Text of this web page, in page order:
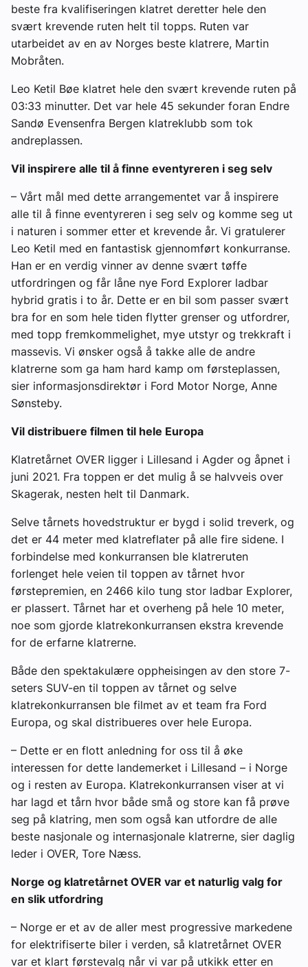
beste fra kvalifiseringen klatret deretter hele den
svært krevende ruten helt til topps. Ruten var
utarbeidet av en av Norges beste klatrere, Martin
Mobråten.
Leo Ketil Bøe klatret hele den svært krevende ruten på
03:33 minutter. Det var hele 45 sekunder foran Endre
Sandø Evensenfra Bergen klatreklubb som tok
andreplassen.
Vil inspirere alle til å finne eventyreren i seg selv
– Vårt mål med dette arrangementet var å inspirere
alle til å finne eventyreren i seg selv og komme seg ut
i naturen i sommer etter et krevende år. Vi gratulerer
Leo Ketil med en fantastisk gjennomført konkurranse.
Han er en verdig vinner av denne svært tøffe
utfordringen og får låne nye Ford Explorer ladbar
hybrid gratis i to år. Dette er en bil som passer svært
bra for en som hele tiden flytter grenser og utfordrer,
med topp fremkommelighet, mye utstyr og trekkraft i
massevis. Vi ønsker også å takke alle de andre
klatrerne som ga ham hard kamp om førsteplassen,
sier informasjonsdirektør i Ford Motor Norge, Anne
Sønsteby.
Vil distribuere filmen til hele Europa
Klatretårnet OVER ligger i Lillesand i Agder og åpnet i
juni 2021. Fra toppen er det mulig å se halvveis over
Skagerak, nesten helt til Danmark.
Selve tårnets hovedstruktur er bygd i solid treverk, og
det er 44 meter med klatreflater på alle fire sidene. I
forbindelse med konkurransen ble klatreruten
forlenget hele veien til toppen av tårnet hvor
førstepremien, en 2466 kilo tung stor ladbar Explorer,
er plassert. Tårnet har et overheng på hele 10 meter,
noe som gjorde klatrekonkurransen ekstra krevende
for de erfarne klatrerne.
Både den spektakulære oppheisingen av den store 7-
seters SUV-en til toppen av tårnet og selve
klatrekonkurransen ble filmet av et team fra Ford
Europa, og skal distribueres over hele Europa.
– Dette er en flott anledning for oss til å øke
interessen for dette landemerket i Lillesand – i Norge
og i resten av Europa. Klatrekonkurransen viser at vi
har lagd et tårn hvor både små og store kan få prøve
seg på klatring, men som også kan utfordre de alle
beste nasjonale og internasjonale klatrerne, sier daglig
leder i OVER, Tore Næss.
Norge og klatretårnet OVER var et naturlig valg for
en slik utfordring
– Norge er et av de aller mest progressive markedene
for elektrifiserte biler i verden, så klatretårnet OVER
var et klart førstevalg når vi var på utkikk etter en